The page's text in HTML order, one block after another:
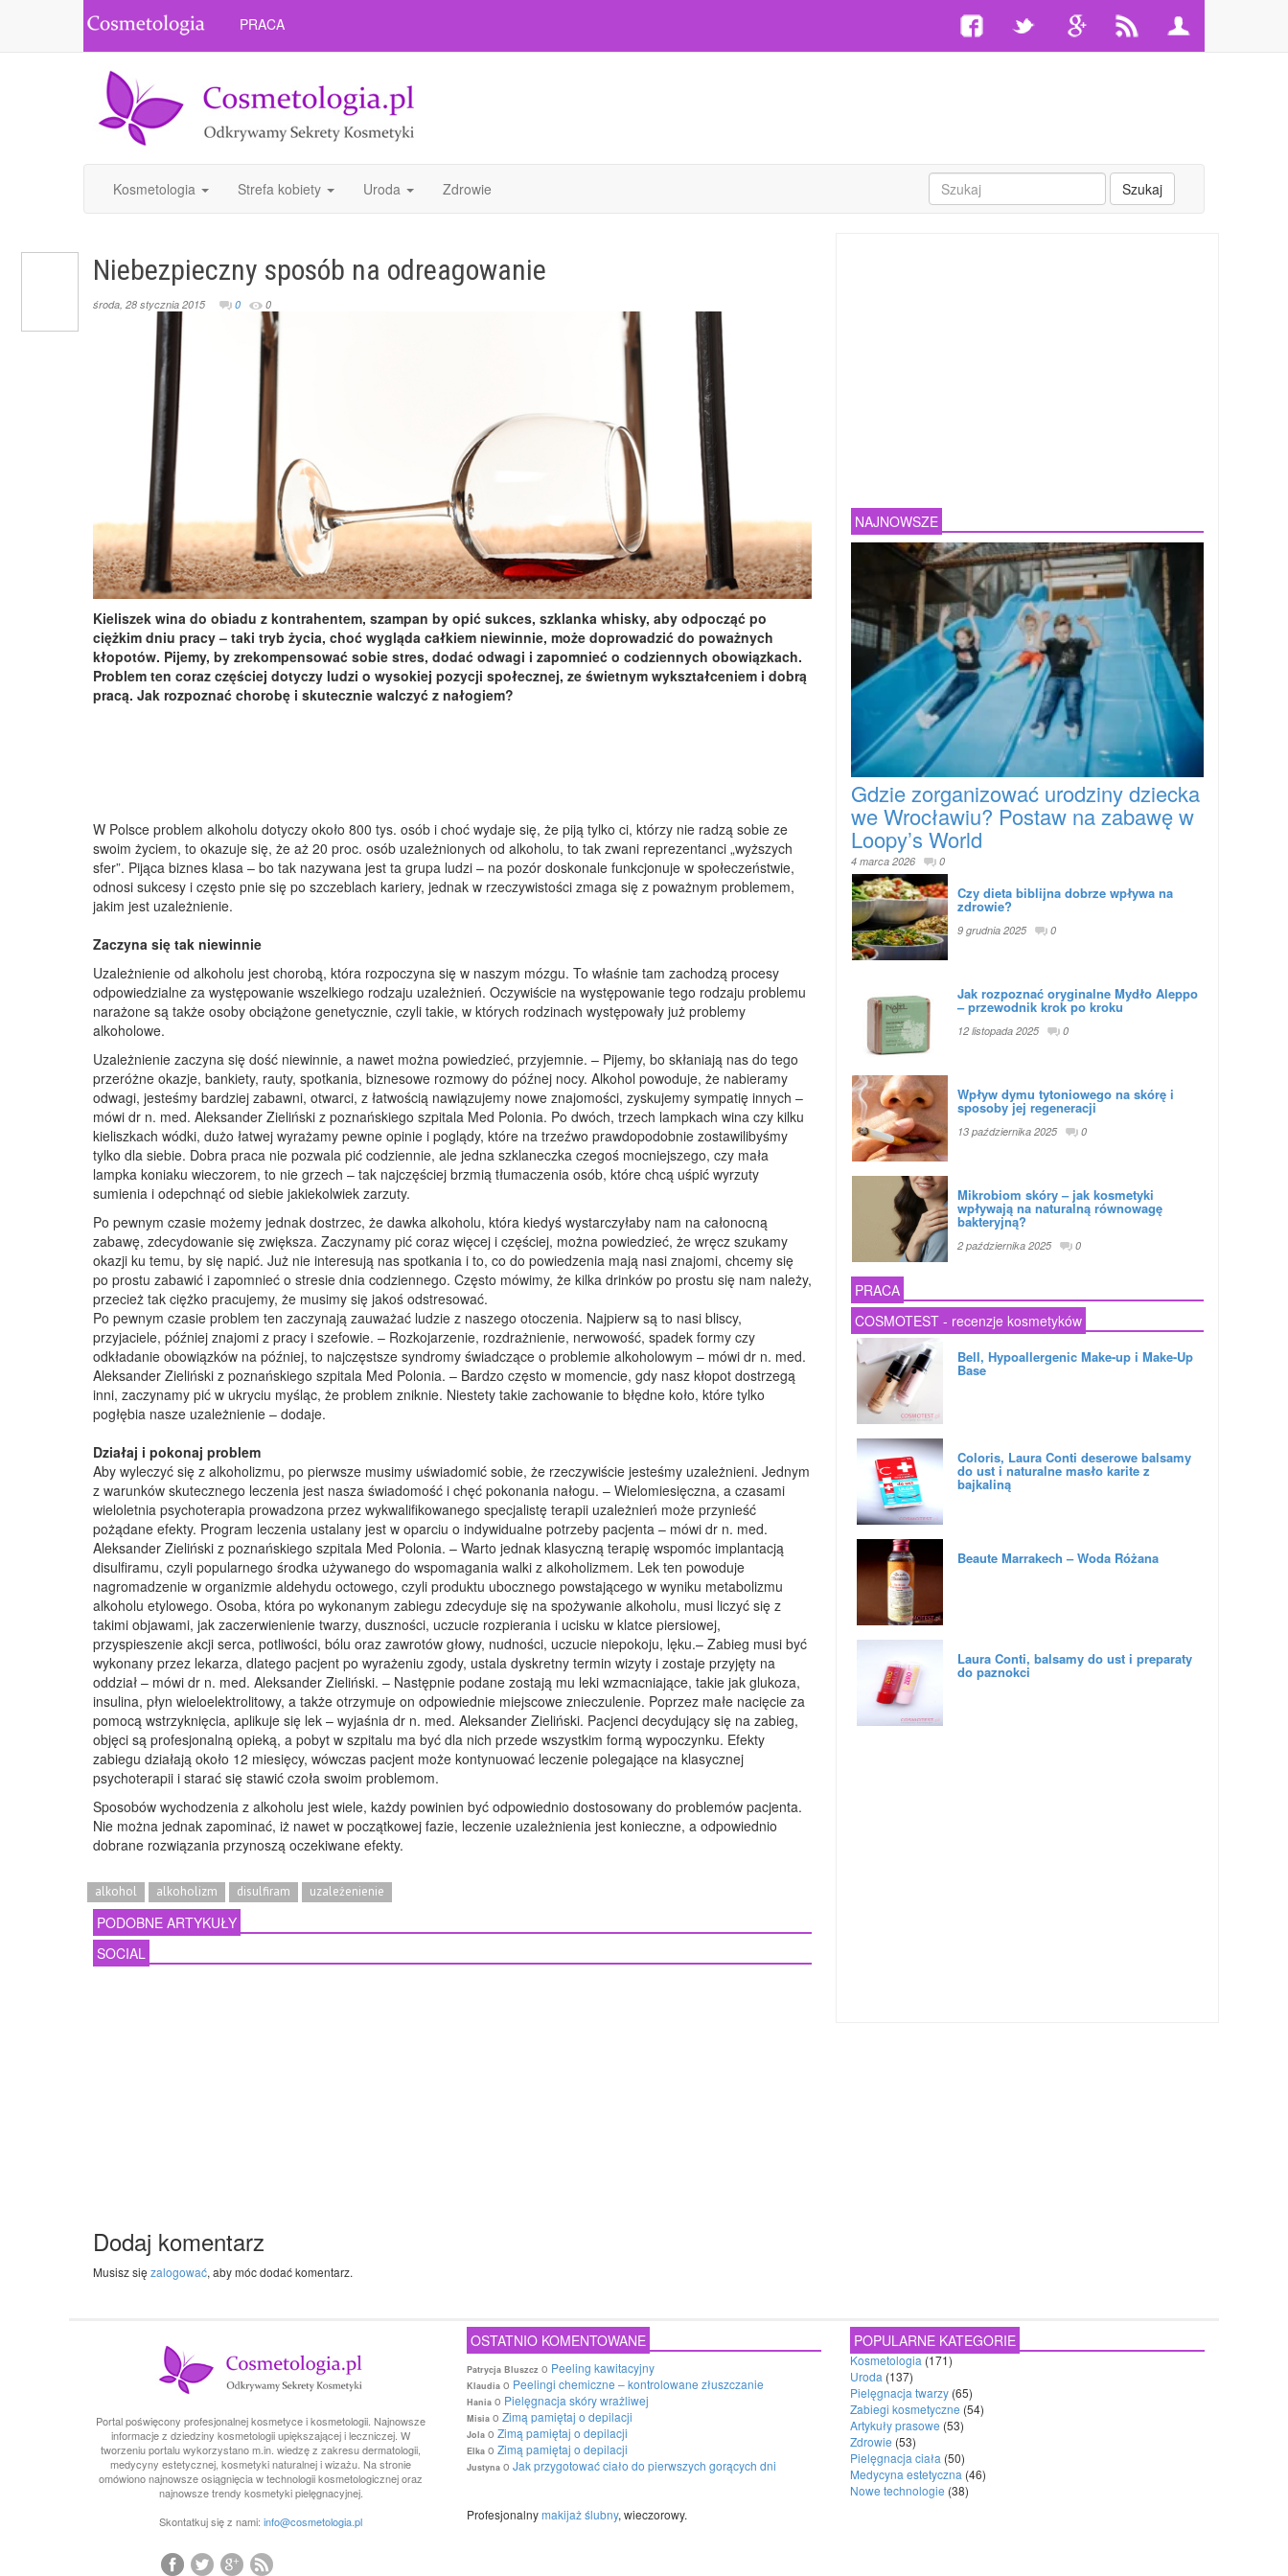
PRACA
Kosmetologia Strefa kobiety Uroda Zdrowie Szukaj
Niebezpieczny sposób na odreagowanie
środa, 28 stycznia 2015 0 0
Kieliszek wina do obiadu z kontrahentem, szampan by opić sukces, szklanka whisky, aby odpocząć po
ciężkim dniu pracy – taki tryb życia, choć wygląda całkiem niewinnie, może doprowadzić do poważnych
kłopotów. Pijemy, by zrekompensować sobie stres, dodać odwagi i zapomnieć o codziennych obowiązkach.
Problem ten coraz częściej dotyczy ludzi o wysokiej pozycji społecznej, ze świetnym wykształceniem i dobrą
pracą. Jak rozpoznać chorobę i skutecznie walczyć z nałogiem?
W Polsce problem alkoholu dotyczy około 800 tys. osób i choć wydaje się, że piją tylko ci, którzy nie radzą sobie ze
swoim życiem, to okazuje się, że aż 20 proc. osób uzależnionych od alkoholu, to tak zwani reprezentanci „wyższych
sfer”. Pijąca biznes klasa – bo tak nazywana jest ta grupa ludzi – na pozór doskonale funkcjonuje w społeczeństwie,
odnosi sukcesy i często pnie się po szczeblach kariery, jednak w rzeczywistości zmaga się z poważnym problemem,
jakim jest uzależnienie.
Zaczyna się tak niewinnie
Uzależnienie od alkoholu jest chorobą, która rozpoczyna się w naszym mózgu. To właśnie tam zachodzą procesy
odpowiedzialne za występowanie wszelkiego rodzaju uzależnień. Oczywiście na występowanie tego rodzaju problemu
narażone są także osoby obciążone genetycznie, czyli takie, w których rodzinach występowały już problemy
alkoholowe.
Uzależnienie zaczyna się dość niewinnie, a nawet można powiedzieć, przyjemnie. – Pijemy, bo skłaniają nas do tego
przeróżne okazje, bankiety, rauty, spotkania, biznesowe rozmowy do późnej nocy. Alkohol powoduje, że nabieramy
odwagi, jesteśmy bardziej zabawni, otwarci, z łatwością nawiązujemy nowe znajomości, zyskujemy sympatię innych –
mówi dr n. med. Aleksander Zieliński z poznańskiego szpitala Med Polonia. Po dwóch, trzech lampkach wina czy kilku
kieliszkach wódki, dużo łatwej wyrażamy pewne opinie i poglądy, które na trzeźwo prawdopodobnie zostawilibyśmy
tylko dla siebie. Dobra praca nie pozwala pić codziennie, ale jedna szklaneczka czegoś mocniejszego, czy mała
lampka koniaku wieczorem, to nie grzech – tak najczęściej brzmią tłumaczenia osób, które chcą uśpić wyrzuty
sumienia i odepchnąć od siebie jakiekolwiek zarzuty.
Po pewnym czasie możemy jednak dostrzec, że dawka alkoholu, która kiedyś wystarczyłaby nam na całonocną
zabawę, zdecydowanie się zwiększa. Zaczynamy pić coraz więcej i częściej, można powiedzieć, że wręcz szukamy
okazji ku temu, by się napić. Już nie interesują nas spotkania i to, co do powiedzenia mają nasi znajomi, chcemy się
po prostu zabawić i zapomnieć o stresie dnia codziennego. Często mówimy, że kilka drinków po prostu się nam należy,
przecież tak ciężko pracujemy, że musimy się jakoś odstresować.
Po pewnym czasie problem ten zaczynają zauważać ludzie z naszego otoczenia. Najpierw są to nasi bliscy,
przyjaciele, później znajomi z pracy i szefowie. – Rozkojarzenie, rozdrażnienie, nerwowość, spadek formy czy
odkładanie obowiązków na później, to najczęstsze syndromy świadczące o problemie alkoholowym – mówi dr n. med.
Aleksander Zieliński z poznańskiego szpitala Med Polonia. – Bardzo często w momencie, gdy nasz kłopot dostrzegą
inni, zaczynamy pić w ukryciu myśląc, że problem zniknie. Niestety takie zachowanie to błędne koło, które tylko
pogłębia nasze uzależnienie – dodaje.
Działaj i pokonaj problem
Aby wyleczyć się z alkoholizmu, po pierwsze musimy uświadomić sobie, że rzeczywiście jesteśmy uzależnieni. Jednym
z warunków skutecznego leczenia jest nasza świadomość i chęć pokonania nałogu. – Wielomiesięczna, a czasami
wieloletnia psychoterapia prowadzona przez wykwalifikowanego specjalistę terapii uzależnień może przynieść
pożądane efekty. Program leczenia ustalany jest w oparciu o indywidualne potrzeby pacjenta – mówi dr n. med.
Aleksander Zieliński z poznańskiego szpitala Med Polonia. – Warto jednak klasyczną terapię wspomóc implantacją
disulfiramu, czyli popularnego środka używanego do wspomagania walki z alkoholizmem. Lek ten powoduje
nagromadzenie w organizmie aldehydu octowego, czyli produktu ubocznego powstającego w wyniku metabolizmu
alkoholu etylowego. Osoba, która po wykonanym zabiegu zdecyduje się na spożywanie alkoholu, musi liczyć się z
takimi objawami, jak zaczerwienienie twarzy, duszności, uczucie rozpierania i ucisku w klatce piersiowej,
przyspieszenie akcji serca, potliwości, bólu oraz zawrotów głowy, nudności, uczucie niepokoju, lęku.– Zabieg musi być
wykonany przez lekarza, dlatego pacjent po wyrażeniu zgody, ustala dyskretny termin wizyty i zostaje przyjęty na
oddział – mówi dr n. med. Aleksander Zieliński. – Następnie podane zostają mu leki wzmacniające, takie jak glukoza,
insulina, płyn wieloelektrolitowy, a także otrzymuje on odpowiednie miejscowe znieczulenie. Poprzez małe nacięcie za
pomocą wstrzyknięcia, aplikuje się lek – wyjaśnia dr n. med. Aleksander Zieliński. Pacjenci decydujący się na zabieg,
objęci są profesjonalną opieką, a pobyt w szpitalu ma być dla nich przede wszystkim formą wypoczynku. Efekty
zabiegu działają około 12 miesięcy, wówczas pacjent może kontynuować leczenie polegające na klasycznej
psychoterapii i starać się stawić czoła swoim problemom.
Sposobów wychodzenia z alkoholu jest wiele, każdy powinien być odpowiednio dostosowany do problemów pacjenta.
Nie można jednak zapominać, iż nawet w początkowej fazie, leczenie uzależnienia jest konieczne, a odpowiednio
dobrane rozwiązania przynoszą oczekiwane efekty.
alkohol alkoholizm disulfiram uzależenienie
PODOBNE ARTYKUŁY
SOCIAL
Dodaj komentarz
Musisz się zalogować, aby móc dodać komentarz.
NAJNOWSZE
Gdzie zorganizować urodziny dziecka
we Wrocławiu? Postaw na zabawę w
Loopy’s World
4 marca 2026 0
Czy dieta biblijna dobrze wpływa na
zdrowie?
9 grudnia 2025 0
Jak rozpoznać oryginalne Mydło Aleppo
– przewodnik krok po kroku
12 listopada 2025 0
Wpływ dymu tytoniowego na skórę i
sposoby jej regeneracji
13 października 2025 0
Mikrobiom skóry – jak kosmetyki
wpływają na naturalną równowagę
bakteryjną?
2 października 2025 0
PRACA
COSMOTEST - recenzje kosmetyków
Bell, Hypoallergenic Make-up i Make-Up
Base
Coloris, Laura Conti deserowe balsamy
do ust i naturalne masło karite z
bajkaliną
Beaute Marrakech – Woda Różana
Laura Conti, balsamy do ust i preparaty
do paznokci
Portal poświęcony profesjonalnej kosmetyce i kosmetologii. Najnowsze
informacje z dziedziny kosmetologii upiększającej i leczniczej. W
tworzeniu portalu wykorzystano m.in. wiedzę z zakresu dermatologii,
medycyny estetycznej, kosmetyki naturalnej i wizażu. Na stronie
omówiono najnowsze osiągnięcia w technologii kosmetologicznej oraz
najnowsze trendy kosmetyki pielęgnacyjnej.
Skontatkuj się z nami: info@cosmetologia.pl
OSTATNIO KOMENTOWANE
Patrycja Bluszcz o Peeling kawitacyjny
Klaudia o Peelingi chemiczne – kontrolowane złuszczanie
Hania o Pielęgnacja skóry wrażliwej
Misia o Zimą pamiętaj o depilacji
Jola o Zimą pamiętaj o depilacji
Elka o Zimą pamiętaj o depilacji
Justyna o Jak przygotować ciało do pierwszych gorących dni
Profesjonalnymakijaż ślubny, wieczorowy.
POPULARNE KATEGORIE
Kosmetologia (171)
Uroda (137)
Pielęgnacja twarzy (65)
Zabiegi kosmetyczne (54)
Artykuły prasowe (53)
Zdrowie (53)
Pielęgnacja ciała (50)
Medycyna estetyczna (46)
Nowe technologie (38)